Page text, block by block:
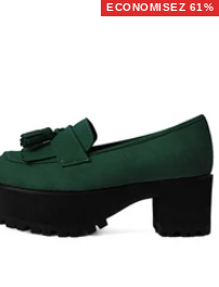
ECONOMISEZ 61%